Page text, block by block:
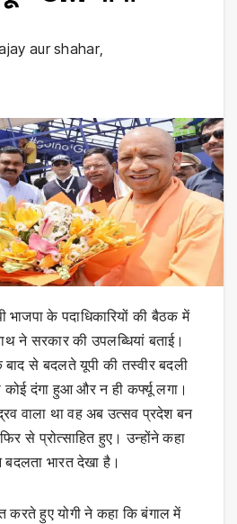
aur shahar,
भाजपा के पदाधिकारियों की बैठक में
ने सरकार की उपलब्धियां बताई।
से बदलते यूपी की तस्वीर बदली
कोई दंगा हुआ और न ही कर्फ्यू लगा।
वाला था वह अब उत्सव प्रदेश बन
से प्रोत्साहित हुए। उन्होंने कहा
भारत देखा है।
करते हुए योगी ने कहा कि बंगाल में